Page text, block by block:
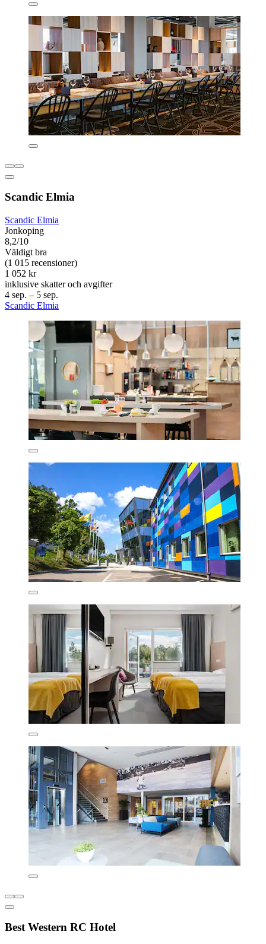
Scandic Elmia
Scandic Elmia
Jonkoping
8,2/10
Väldigt bra
(1 015 recensioner)
1 052 kr
inklusive skatter och avgifter
4 sep. – 5 sep.
Scandic Elmia
Best Western RC Hotel